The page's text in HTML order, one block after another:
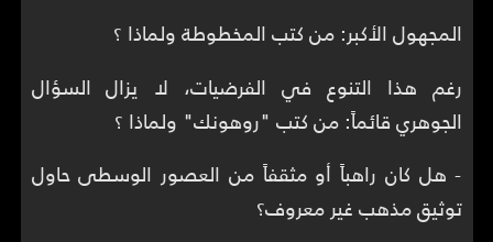
المجهول الأكبر: من كتب المخطوطة ولماذا ؟
رغم هذا التنوع في الفرضيات، لا يزال السؤال
الجوهري قائماً: من كتب "روهونك" ولماذا ؟
- هل كان راهباً أو مثقفاً من العصور الوسطى حاول
توثيق مذهب غير معروف؟